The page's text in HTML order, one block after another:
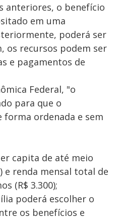
anteriores, o benefício
em uma
poderá ser
os recursos podem ser
e pagamentos de
Federal, "o
para que o
ordenada e sem
capita de até meio
e renda mensal total de
(R$ 3.300);
poderá escolher o
os benefícios e